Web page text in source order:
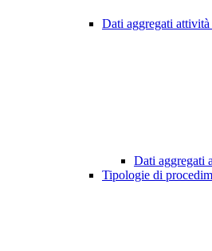
Dati aggregati
Dati aggregati
Tipologie di